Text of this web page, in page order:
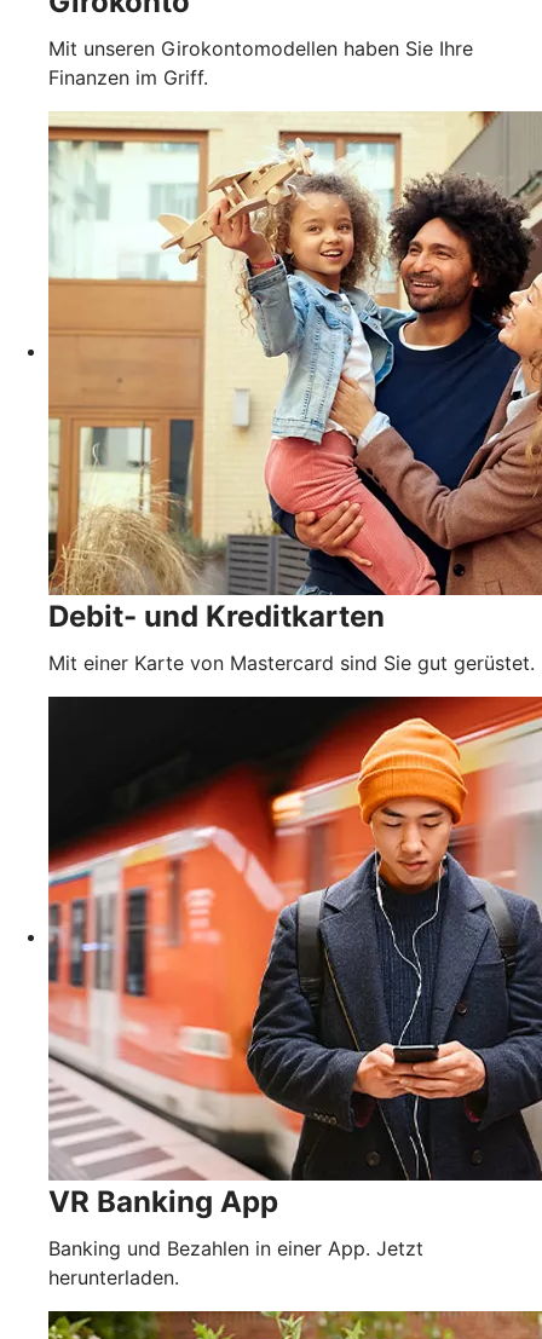
Mit unseren Girokontomodellen haben Sie Ihre
Finanzen im Griff.
Debit- und Kreditkarten
Mit einer Karte von Mastercard sind Sie gut gerüstet.
VR Banking App
Banking und Bezahlen in einer App. Jetzt
herunterladen.